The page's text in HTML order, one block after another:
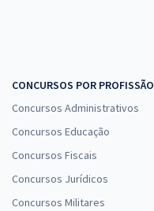
CONCURSOS POR PROFISSÃO
Concursos Administrativos
Concursos Educação
Concursos Fiscais
Concursos Jurídicos
Concursos Militares